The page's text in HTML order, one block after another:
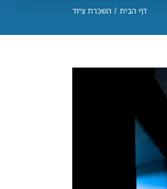
דף הבית / השכרת ציוד